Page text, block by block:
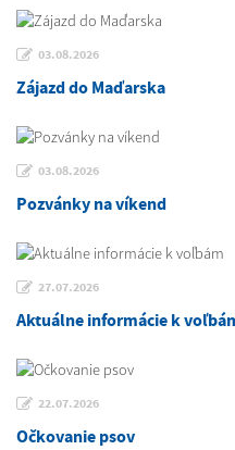
03.08.2026
Zájazd do Maďarska
03.08.2026
Pozvánky na víkend
27.07.2026
Aktuálne informácie k
22.07.2026
Očkovanie psov